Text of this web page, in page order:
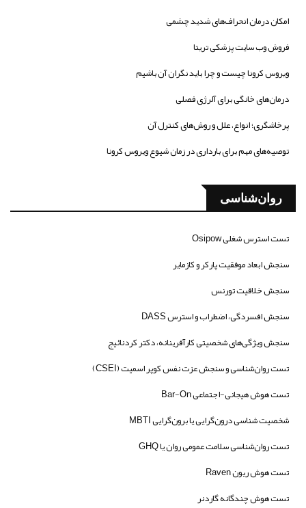
امکان درمان انحراف‌های شدید چشمی
فروش وب سایت پزشکی تریتا
ویروس کرونا چیست و چرا باید نگران آن باشیم
درمان‌های خانگی برای آلرژی فصلی
پرخاشگری؛ انواع، علل و روش‌های کنترل آن
توصیه‌های مهم برای بارداری در زمان شیوع ویروس کرونا
روان‌شناسی
تست استرس شغلی Osipow
سنجش ابعاد موفقیت پارکر و کازمایر
سنجش خلاقیت تورنس
سنجش افسردگی، اضطراب و استرس DASS
سنجش ویژگی‌های شخصیتی کارآفرینانه، دکتر کردنائیج
تست روان‌شناسی و سنجش عزت نفس کوپر اسمیت (CSEI)
تست هوش هیجانی-اجتماعی Bar-On
شخصیت شناسی درون‌گرایی یا برون‌گرایی MBTI
تست روان‌شناسی سلامت عمومی روان یا GHQ
تست هوش ریون Raven
تست هوش چندگانه گاردنر